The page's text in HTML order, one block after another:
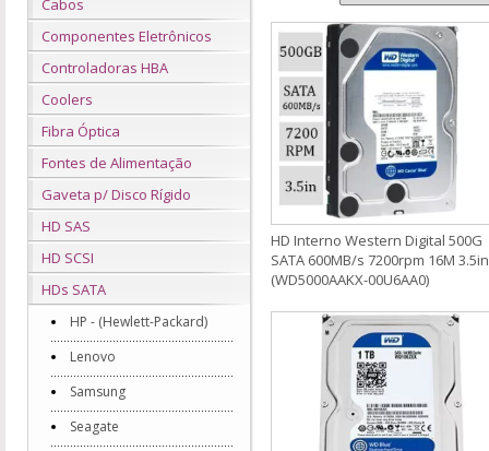
Cabos
Componentes Eletrônicos
Controladoras HBA
Coolers
Fibra Óptica
Fontes de Alimentação
Gaveta p/ Disco Rígido
HD SAS
HD SCSI
HDs SATA
HP - (Hewlett-Packard)
Lenovo
Samsung
Seagate
HD Interno Western Digital 500G
SATA 600MB/s 7200rpm 16M 3.5in
(WD5000AAKX-00U6AA0)